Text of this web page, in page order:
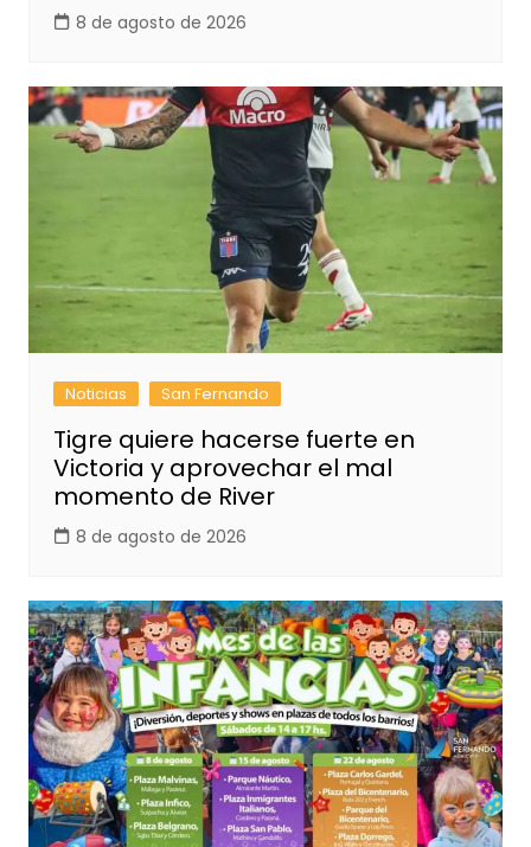
8 de agosto de 2026
Noticias San Fernando
Tigre quiere hacerse fuerte en
Victoria y aprovechar el mal
momento de River
8 de agosto de 2026